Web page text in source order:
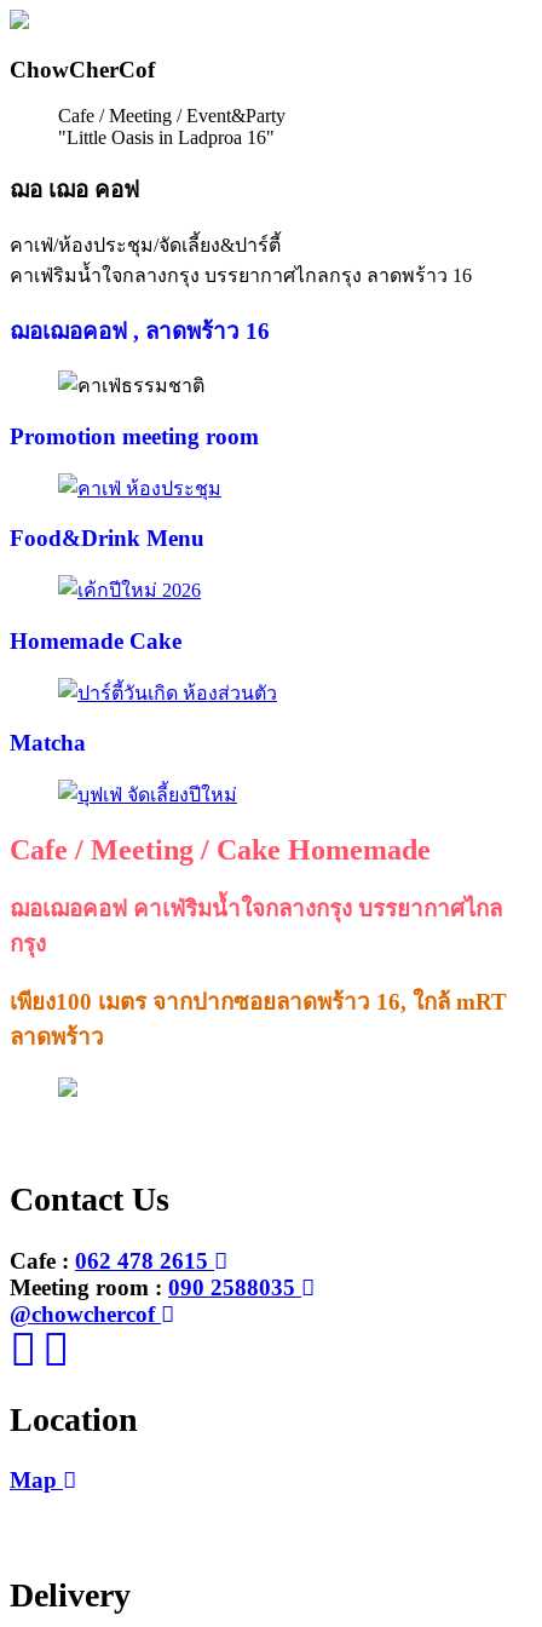
ChowCherCof
Cafe / Meeting / Event&Party
"Little Oasis in Ladproa 16"
ฌอ เฌอ คอฟ
คาเฟ่/ห้องประชุม/จัดเลี้ยง&ปาร์ตี้
คาเฟ่ริมน้ำใจกลางกรุง บรรยากาศไกลกรุง ลาดพร้าว 16
ฌอเฌอคอฟ , ลาดพร้าว 16
Promotion meeting room
Food&Drink Menu
Homemade Cake
Matcha
Cafe / Meeting / Cake Homemade
ฌอเฌอคอฟ คาเฟ่ริมน้ำใจกลางกรุง บรรยากาศไกล
กรุง
เพียง100 เมตร จากปากซอยลาดพร้าว 16, ใกล้ mRT
ลาดพร้าว
Contact Us
Cafe : 062 478 2615
Meeting room : 090 2588035
@chowchercof
Location
Map
Delivery